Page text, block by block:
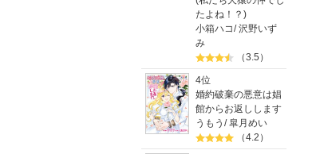
たよね！？)
小箱ハコ/沢野いず
み
（3.5）
4位
婚約破棄の悪意は娼
館からお返しします
うもう /皐月めい
（4.2）